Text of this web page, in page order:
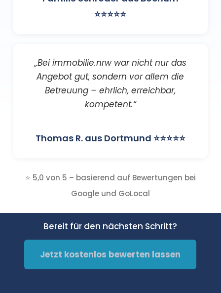
⭐⭐⭐⭐⭐
„Bei immobilie.nrw war nicht nur das
Angebot gut, sondern vor allem die
Betreuung – ehrlich, erreichbar,
kompetent.“
Thomas R. aus Dortmund ⭐⭐⭐⭐⭐
⭐ 5,0 von 5 – basierend auf Bewertungen bei
Google und GoLocal
Bereit für den nächsten Schritt?
Jetzt kostenlos bewerten lassen